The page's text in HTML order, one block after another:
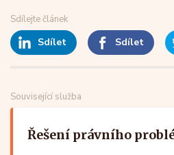
Sdílejte článek
Sdílet Sdílet
Související služba
Řešení právního